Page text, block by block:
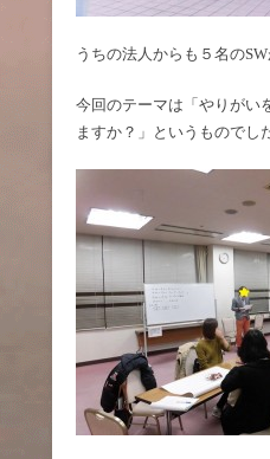
うちの法人からも５名の
今回のテーマは「やりがい
ますか？」というものでし